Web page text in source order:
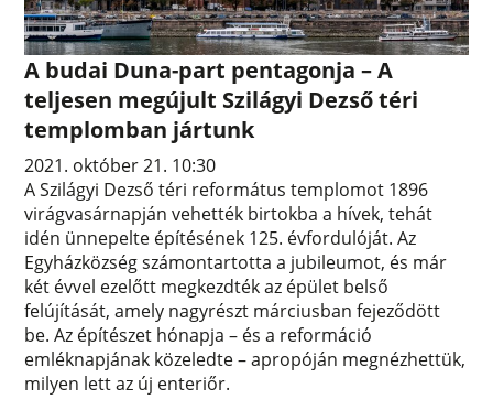
A budai Duna-part pentagonja – A
teljesen megújult Szilágyi Dezső téri
templomban jártunk
2021. október 21. 10:30
A Szilágyi Dezső téri református templomot 1896
virágvasárnapján vehették birtokba a hívek, tehát
idén ünnepelte építésének 125. évfordulóját. Az
Egyházközség számontartotta a jubileumot, és már
két évvel ezelőtt megkezdték az épület belső
felújítását, amely nagyrészt márciusban fejeződött
be. Az építészet hónapja – és a reformáció
emléknapjának közeledte – apropóján megnézhettük,
milyen lett az új enteriőr.